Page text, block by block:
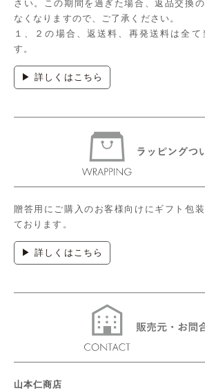
さい。この期間を過ぎた場合、返品交換
なくなりますので、ご了承ください。
１、２の場合、返送料、再発送料は全て
す。
▶ 詳しくはこちら
贈答用にご購入のお客様向けにギフト包
ております。
▶ 詳しくはこちら
山本仁商店